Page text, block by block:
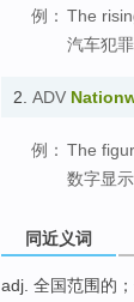
例： The
汽车犯
2. ADV
例： The
数字显
同近义词
adj. 全国范围的